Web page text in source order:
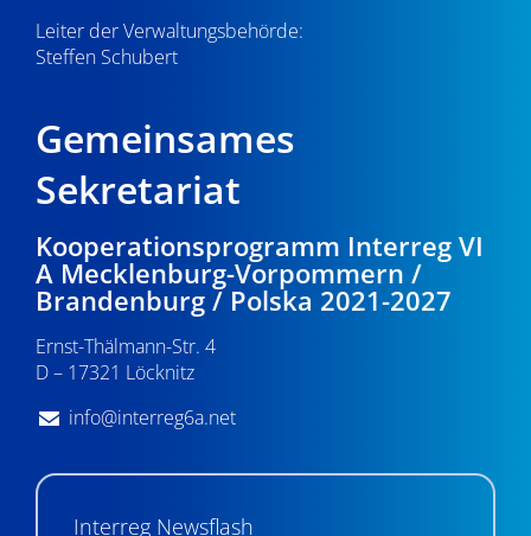
Leiter der Verwaltungsbehörde:
Steffen Schubert
Gemeinsames
Sekretariat
Kooperationsprogramm Interreg VI
A Mecklenburg-Vorpommern /
Brandenburg / Polska 2021-2027
Ernst-Thälmann-Str. 4
D – 17321 Löcknitz
info@interreg6a.net
Interreg Newsflash